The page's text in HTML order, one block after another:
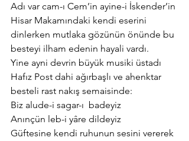
Adı var cam-ı Cem’in ayine-i İskender’in
Hisar Makamındaki kendi eserini
dinlerken mutlaka gözünün önünde bu
besteyi ilham edenin hayali vardı.
Yine ayni devrin büyük musiki üstadı
Hafız Post dahi ağırbaşlı ve ahenktar
besteli rast nakış semaisinde:
Biz alude-i sagar-ı  badeyiz
Anınçün leb-i yâre dildeyiz
Güftesine kendi ruhunun sesini vererek